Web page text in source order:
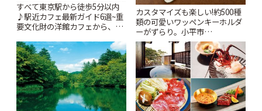
すべて東京駅から徒歩5分以内
♪駅近カフェ最新ガイド6選~重
要文化財の洋館カフェから、改
りっぷ
カスタマイズも楽しい!約500種
類の可愛いワッペンキーホルダ
ーがずらり。小平市
「Kimamaya T&K」 | ことりっ
ぷ